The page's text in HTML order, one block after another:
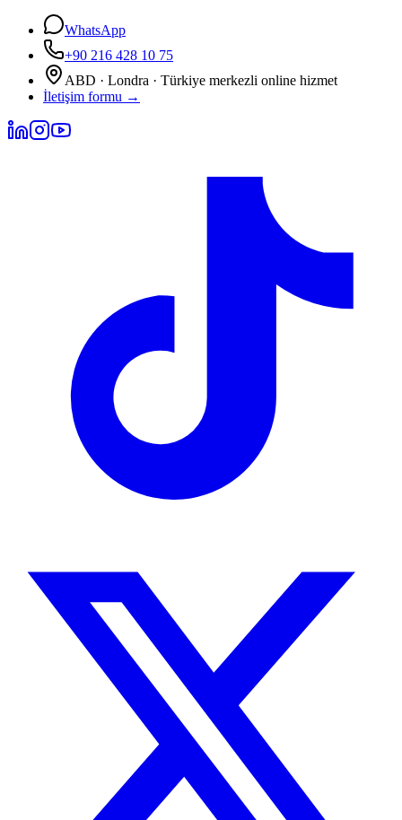
WhatsApp
+90 216 428 10 75
ABD · Londra · Türkiye merkezli online hizmet
İletişim formu →